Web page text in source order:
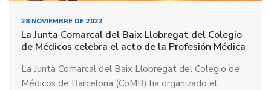
28 NOVIEMBRE DE 2022
La Junta Comarcal del Baix Llobregat del Colegio
de Médicos celebra el acto de la Profesión Médica
La Junta Comarcal del Baix Llobregat del Colegio de
Médicos de Barcelona (CoMB) ha organizado el...